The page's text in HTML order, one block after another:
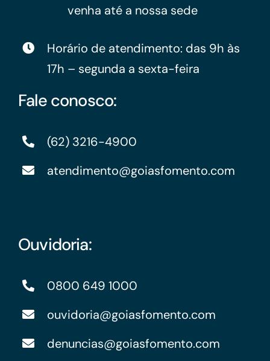
venha até a nossa sede
Horário de atendimento: das 9h às
17h – segunda a sexta-feira
Fale conosco:
(62) 3216-4900
atendimento@goiasfomento.com
Ouvidoria:
0800 649 1000
ouvidoria@goiasfomento.com
denuncias@goiasfomento.com